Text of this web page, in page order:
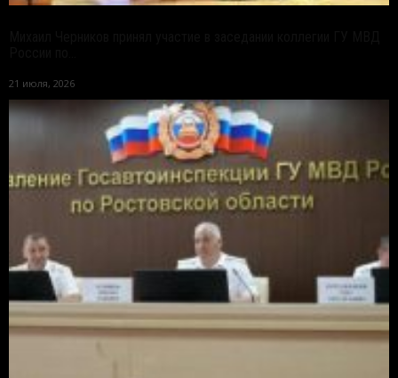
21 июля, 2026